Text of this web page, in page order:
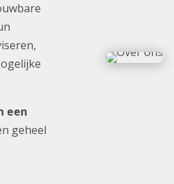
een
geheel